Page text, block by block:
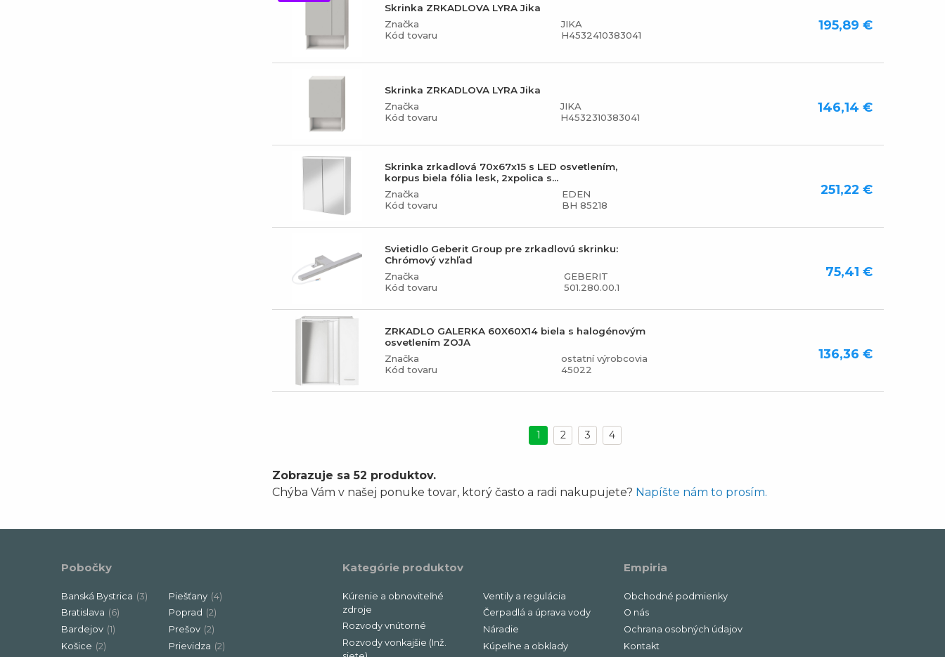
Skrinka ZRKADLOVA LYRA Jika
Značka
JIKA
Kód tovaru
H4532410383041
195,89 €
Skrinka ZRKADLOVA LYRA Jika
Značka
JIKA
Kód tovaru
H4532310383041
146,14 €
Skrinka zrkadlová 70x67x15 s LED osvetlením,
korpus biela fólia lesk, 2xpolica s...
Značka
EDEN
Kód tovaru
BH 85218
251,22 €
Svietidlo Geberit Group pre zrkadlovú skrinku:
Chrómový vzhľad
Značka
GEBERIT
Kód tovaru
501.280.00.1
75,41 €
ZRKADLO GALERKA 60X60X14 biela s halogénovým
osvetlením ZOJA
Značka
ostatní výrobcovia
Kód tovaru
45022
136,36 €
1 2 3 4
Zobrazuje sa 52 produktov.
Chýba Vám v našej ponuke tovar, ktorý často a radi nakupujete? Napíšte nám to prosím.
Pobočky
Banská Bystrica (3)
Bratislava (6)
Bardejov (1)
Košice (2)
Piešťany (4)
Poprad (2)
Prešov (2)
Prievidza (2)
Kategórie produktov
Kúrenie a obnoviteľné
zdroje
Rozvody vnútorné
Rozvody vonkajšie (Inž.
Ventily a regulácia
Čerpadlá a úprava vody
Náradie
Kúpeľne a obklady
Empiria
Obchodné podmienky
O nás
Ochrana osobných údajov
Kontakt